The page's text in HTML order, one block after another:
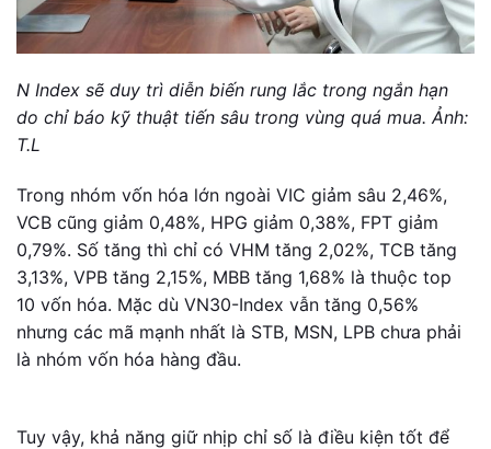
N Index sẽ duy trì diễn biến rung lắc trong ngắn hạn
do chỉ báo kỹ thuật tiến sâu trong vùng quá mua. Ảnh:
T.L
Trong nhóm vốn hóa lớn ngoài VIC giảm sâu 2,46%,
VCB cũng giảm 0,48%, HPG giảm 0,38%, FPT giảm
0,79%. Số tăng thì chỉ có VHM tăng 2,02%, TCB tăng
3,13%, VPB tăng 2,15%, MBB tăng 1,68% là thuộc top
10 vốn hóa. Mặc dù VN30-Index vẫn tăng 0,56%
nhưng các mã mạnh nhất là STB, MSN, LPB chưa phải
là nhóm vốn hóa hàng đầu.
Tuy vậy, khả năng giữ nhịp chỉ số là điều kiện tốt để